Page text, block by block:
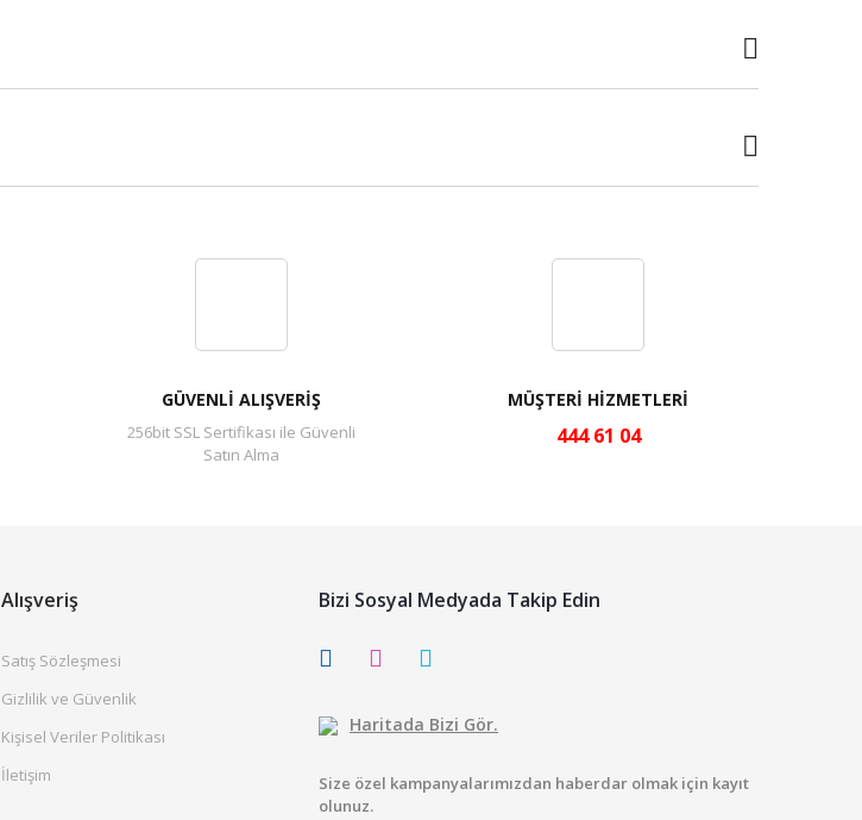
GÜVENLİ ALIŞVERİŞ
256bit SSL Sertifikası ile Güvenli
Satın Alma
MÜŞTERİ HİZMETLERİ
444 61 04
Alışveriş
Satış Sözleşmesi
Gizlilik ve Güvenlik
Kişisel Veriler Politikası
İletişim
Bizi Sosyal Medyada Takip Edin
Haritada Bizi Gör.
Size özel kampanyalarımızdan haberdar olmak için kayıt
olunuz.